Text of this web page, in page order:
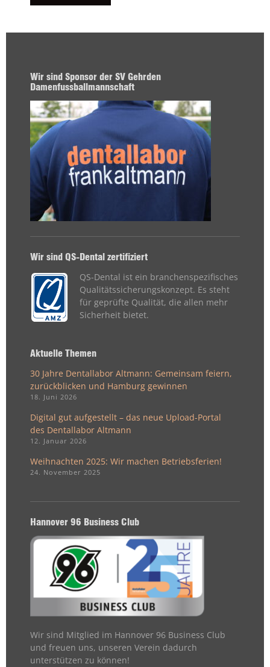
Wir sind Sponsor der SV Gehrden
Damenfussballmannschaft
Wir sind QS-Dental zertifiziert
QS-Dental ist ein branchenspezifisches
Qualitätssicherungskonzept. Es steht
für geprüfte Qualität, die allen mehr
Sicherheit bietet.
Aktuelle Themen
30 Jahre Dentallabor Altmann: Gemeinsam feiern,
zurückblicken und Hamburg gewinnen
18. Juni 2026
Digital gut aufgestellt – das neue Upload-Portal
des Dentallabor Altmann
12. Januar 2026
Weihnachten 2025: Wir machen Betriebsferien!
24. November 2025
Hannover 96 Business Club
Wir sind Mitglied im Hannover 96 Business Club
und freuen uns, unseren Verein dadurch
unterstützen zu können!